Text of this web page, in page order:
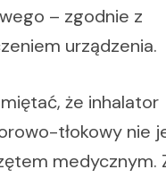
– zgodnie z
urządzenia.
że inhalator
tłokowy nie
medycznym.